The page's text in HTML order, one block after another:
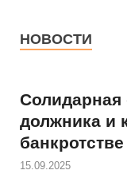
НОВОСТИ
Солидарная
должника и
банкротстве
15.09.2025